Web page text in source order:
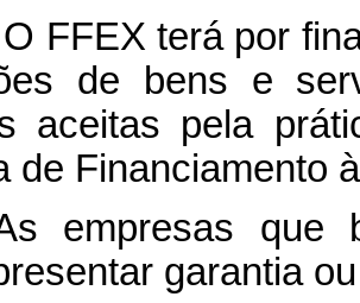
FFEX terá por
de bens e
aceitas pela
de Financiamento
empresas que
garantia